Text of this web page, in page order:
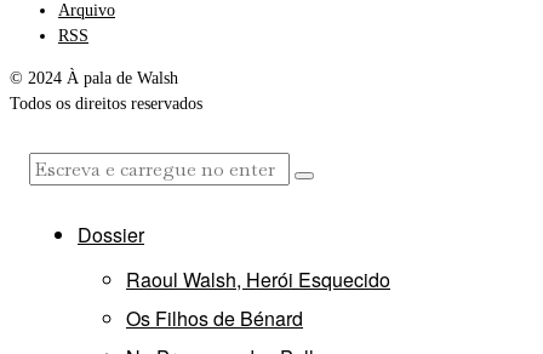
Arquivo
RSS
© 2024 À pala de Walsh
Todos os direitos reservados
Dossier
Raoul Walsh, Herói Esquecido
Os Filhos de Bénard